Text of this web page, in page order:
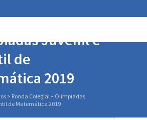
Colegial –
Juvenil e
de
2019
> Ronda Colegial – Olimpiadas
de Matemática 2019